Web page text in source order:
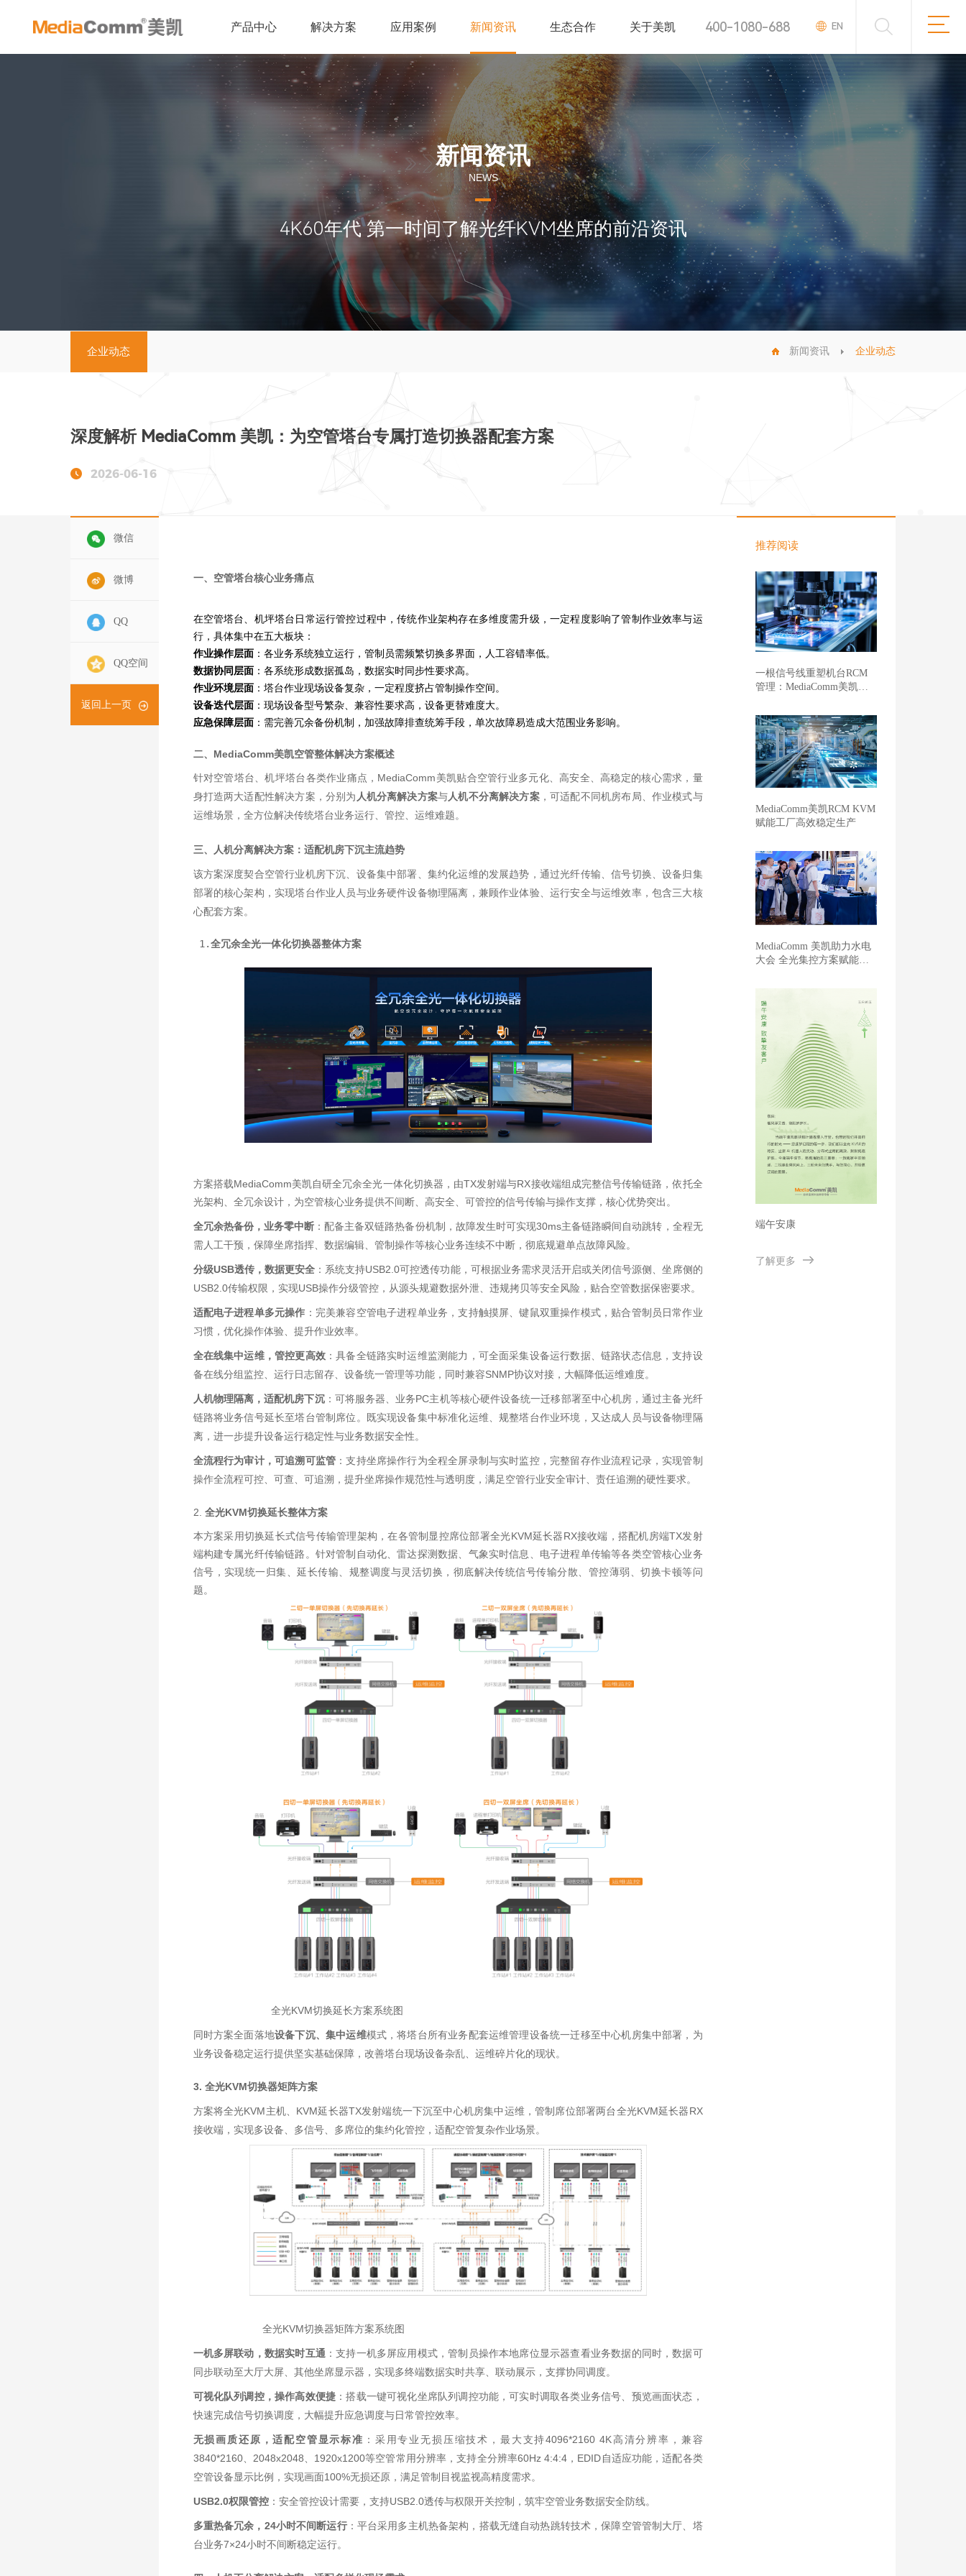
产品中心 解决方案 应用案例 新闻资讯 生态合作 关于美凯 400-1080-688 EN
新闻资讯
NEWS
4K60年代 第一时间了解光纤KVM坐席的前沿资讯
企业动态 新闻资讯 企业动态
深度解析 MediaComm 美凯：为空管塔台专属打造切换器配套方案
2026-06-16
微信
微博
QQ
QQ空间
返回上一页
一、空管塔台核心业务痛点
在空管塔台、机坪塔台日常运行管控过程中，传统作业架构存在多维度需升级，一定程度影响了管制作业效率与运
行，具体集中在五大板块：
作业操作层面：各业务系统独立运行，管制员需频繁切换多界面，人工容错率低。
数据协同层面：各系统形成数据孤岛，数据实时同步性要求高。
作业环境层面：塔台作业现场设备复杂，一定程度挤占管制操作空间。
设备迭代层面：现场设备型号繁杂、兼容性要求高，设备更替难度大。
应急保障层面：需完善冗余备份机制，加强故障排查统筹手段，单次故障易造成大范围业务影响。
二、MediaComm美凯空管整体解决方案概述
针对空管塔台、机坪塔台各类作业痛点，MediaComm美凯贴合空管行业多元化、高安全、高稳定的核心需求，量
身打造两大适配性解决方案，分别为 人机分离解决方案与人机不分离解决方案，可适配不同机房布局、作业模式与
运维场景，全方位解决传统塔台业务运行、管控、运维难题。
三、人机分离解决方案：适配机房下沉主流趋势
该方案深度契合空管行业机房下沉、设备集中部署、集约化运维的发展趋势，通过光纤传输、信号切换、设备归集
部署的核心架构，实现塔台作业人员与业务硬件设备物理隔离，兼顾作业体验、运行安全与运维效率，包含三大核
心配套方案。
1.全冗余全光一体化切换器整体方案
方案搭载MediaComm美凯自研全冗余全光一体化切换器，由TX发射端与RX接收端组成完整信号传输链路，依托全
光架构、全冗余设计，为空管核心业务提供不间断、高安全、可管控的信号传输与操作支撑，核心优势突出。
全冗余热备份，业务零中断 ：配备主备双链路热备份机制，故障发生时可实现30ms主备链路瞬间自动跳转，全程无
需人工干预，保障坐席指挥、数据编辑、管制操作等核心业务连续不中断，彻底规避单点故障风险。
分级USB透传，数据更安全 ：系统支持USB2.0可控透传功能，可根据业务需求灵活开启或关闭信号源侧、坐席侧的
USB2.0传输权限，实现USB操作分级管控，从源头规避数据外泄、违规拷贝等安全风险，贴合空管数据保密要求。
适配电子进程单多元操作 ：完美兼容空管电子进程单业务，支持触摸屏、键鼠双重操作模式，贴合管制员日常作业
习惯，优化操作体验、提升作业效率。
全在线集中运维，管控更高效：具备全链路实时运维监测能力，可全面采集设备运行数据、链路状态信息，支持设
备在线分组监控、运行日志留存、设备统一管理等功能，同时兼容SNMP协议对接，大幅降低运维难度。
人机物理隔离，适配机房下沉：可将服务器、业务PC主机等核心硬件设备统一迁移部署至中心机房，通过主备光纤
链路将业务信号延长至塔台管制席位。既实现设备集中标准化运维、规整塔台作业环境，又达成人员与设备物理隔
离，进一步提升设备运行稳定性与业务数据安全性。
全流程行为审计，可追溯可监管 ：支持坐席操作行为全程全屏录制与实时监控，完整留存作业流程记录，实现管制
操作全流程可控、可查、可追溯，提升坐席操作规范性与透明度，满足空管行业安全审计、责任追溯的硬性要求。
2. 全光KVM切换延长整体方案
本方案采用切换延长式信号传输管理架构，在各管制显控席位部署全光KVM延长器RX接收端，搭配机房端TX发射
端构建专属光纤传输链路。针对管制自动化、雷达探测数据、气象实时信息、电子进程单传输等各类空管核心业务
信号，实现统一归集、延长传输、规整调度与灵活切换，彻底解决传统信号传输分散、管控薄弱、切换卡顿等问
题。
全光KVM切换延长方案系统图
同时方案全面落地设备下沉、集中运维模式，将塔台所有业务配套运维管理设备统一迁移至中心机房集中部署，为
业务设备稳定运行提供坚实基础保障，改善塔台现场设备杂乱、运维碎片化的现状。
3. 全光KVM切换器矩阵方案
方案将全光KVM主机、KVM延长器TX发射端统一下沉至中心机房集中运维，管制席位部署两台全光KVM延长器RX
接收端，实现多设备、多信号、多席位的集约化管控，适配空管复杂作业场景。
全光KVM切换器矩阵方案系统图
一机多屏联动，数据实时互通 ：支持一机多屏应用模式，管制员操作本地席位显示器查看业务数据的同时，数据可
同步联动至大厅大屏、其他坐席显示器，实现多终端数据实时共享、联动展示，支撑协同调度。
可视化队列调控，操作高效便捷 ：搭载一键可视化坐席队列调控功能，可实时调取各类业务信号、预览画面状态，
快速完成信号切换调度，大幅提升应急调度与日常管控效率。
无损画质还原，适配空管显示标准 ：采用专业无损压缩技术，最大支持4096*2160 4K高清分辨率，兼容
3840*2160、2048x2048、1920x1200等空管常用分辨率，支持全分辨率60Hz 4:4:4，EDID自适应功能，适配各类
空管设备显示比例，实现画面100%无损还原，满足管制目视监视高精度需求。
USB2.0权限管控：安全管控设计需要，支持USB2.0透传与权限开关控制，筑牢空管业务数据安全防线。
多重热备冗余，24小时不间断运行：平台采用多主机热备架构，搭载无缝自动热跳转技术，保障空管管制大厅、塔
台业务7×24小时不间断稳定运行。
推荐阅读
一根信号线重塑机台RCM
管理：MediaComm美凯开
式
MediaComm美凯RCM KVM
赋能工厂高效稳定生产
MediaComm 美凯助力水电
大会 全光集控方案赋能新
端午安康
了解更多